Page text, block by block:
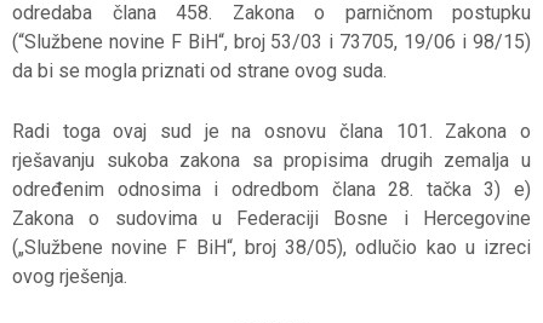
odredaba člana 458. Zakona o parničnom postupku
(“Službene novine F BiH“, broj 53/03 i 73705, 19/06 i 98/15)
da bi se mogla priznati od strane ovog suda.
Radi toga ovaj sud je na osnovu člana 101. Zakona o
rješavanju sukoba zakona sa propisima drugih zemalja u
određenim odnosima i odredbom člana 28. tačka 3) e)
Zakona o sudovima u Federaciji Bosne i Hercegovine
(„Službene novine F BiH“, broj 38/05), odlučio kao u izreci
ovog rješenja.